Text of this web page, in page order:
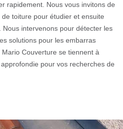
rapidement. Nous vous invitons de
toiture pour étudier et ensuite
intervenons pour détecter les
solutions pour les embarras
Couverture se tiennent à
pour vos recherches de